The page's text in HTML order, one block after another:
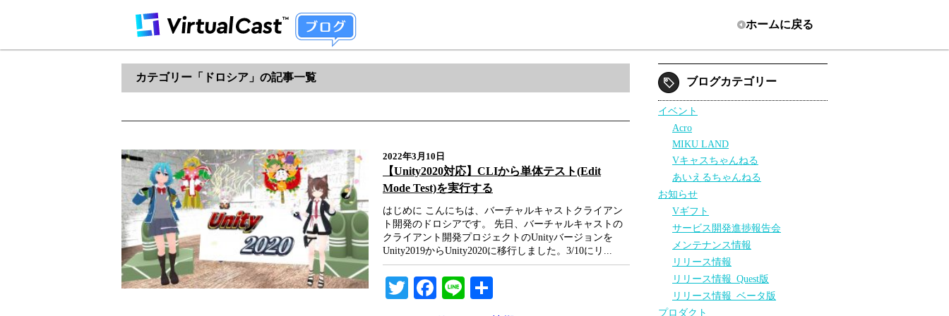
ホームに戻る
カテゴリー「ドロシア」の記事一覧
2022年3月10日
【Unity2020対応】CLIから単体テスト(Edit
Mode Test)を実行する
はじめに こんにちは、バーチャルキャストクライアン
ト開発のドロシアです。 先日、バーチャルキャストの
クライアント開発プロジェクトのUnityバージョンを
Unity2019からUnity2020に移行しました。3/10にリ...
TwitterFacebook
Line
有
ブログカテゴリー
イベント
Acro
MIKU LAND
Vキャスちゃんねる
あいえるちゃんねる
お知らせ
Vギフト
サービス開発進捗報告会
メンテナンス情報
リリース情報
リリース情報_Quest版
リリース情報_ベータ版
プロダクト